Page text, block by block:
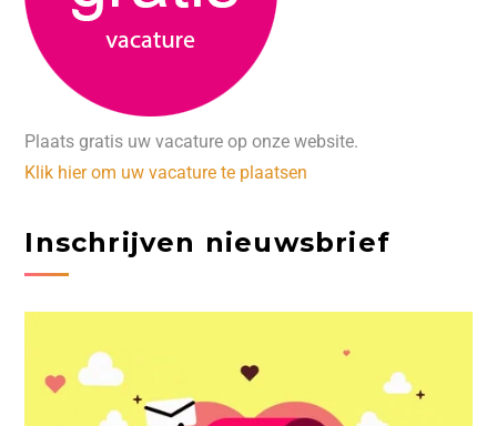
Plaats gratis uw vacature op onze website.
Klik hier om uw vacature te plaatsen
Inschrijven nieuwsbrief